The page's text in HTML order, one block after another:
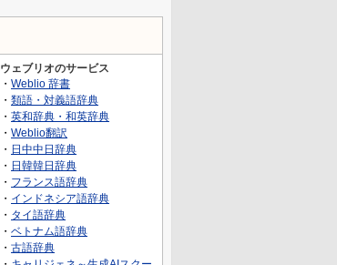
ウェブリオのサービス
・ Weblio 辞書
・ 類語・対義語辞典
・ 英和辞典・和英辞典
・ Weblio翻訳
・ 日中中日辞典
・ 日韓韓日辞典
・ フランス語辞典
・ インドネシア語辞典
・ タイ語辞典
・ ベトナム語辞典
・ 古語辞典